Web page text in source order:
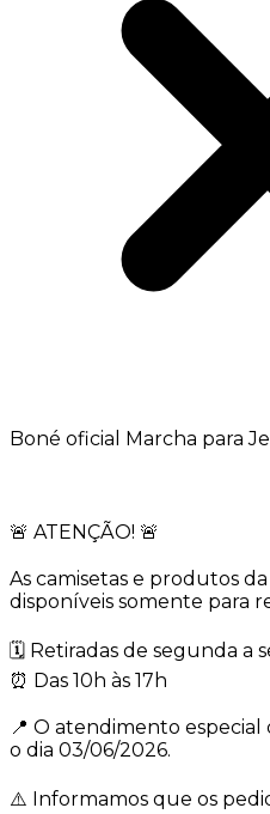
Boné oficial Marcha para
🚨 ATENÇÃO! 🚨
As camisetas e produtos
disponíveis somente para
🗓️ Retiradas de segunda a
⏰ Das 10h às 17h
📍 O atendimento
o dia 03/06/2026.
⚠️ Informamos que os